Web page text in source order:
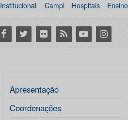
Institucional Campi Hospitais Ensino
Facebook
Twitter Flickr RSS YoutubeInstagram
Apresentação
Coordenações